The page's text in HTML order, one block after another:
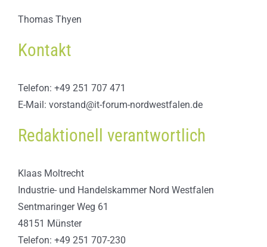
Thomas Thyen
Kontakt
Telefon: +49 251 707 471
E-Mail: vorstand@it-forum-nordwestfalen.de
Redaktionell verantwortlich
Klaas Moltrecht ​​​​
Industrie- und Handelskammer Nord Westfalen
Sentmaringer Weg 61
48151 Münster
Telefon: +49 251 707-230